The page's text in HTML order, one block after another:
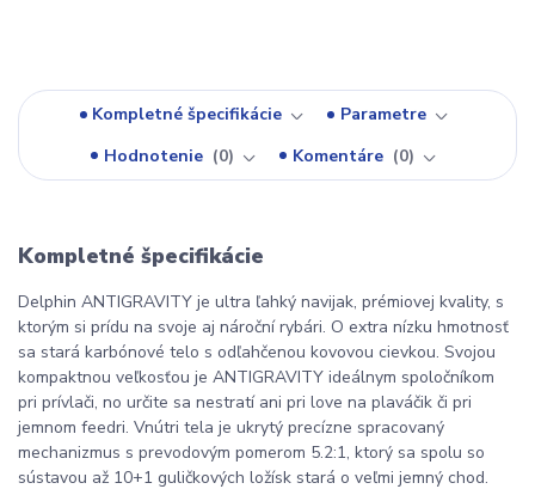
Kompletné špecifikácie
Parametre
Hodnotenie
0 Komentáre 0
Kompletné špecifikácie
Delphin ANTIGRAVITY je ultra ľahký navijak, prémiovej kvality, s
ktorým si prídu na svoje aj nároční rybári. O extra nízku hmotnosť
sa stará karbónové telo s odľahčenou kovovou cievkou. Svojou
kompaktnou veľkosťou je ANTIGRAVITY ideálnym spoločníkom
pri prívlači, no určite sa nestratí ani pri love na plaváčik či pri
jemnom feedri. Vnútri tela je ukrytý precízne spracovaný
mechanizmus s prevodovým pomerom 5.2:1, ktorý sa spolu so
sústavou až 10+1 guličkových ložísk stará o veľmi jemný chod.